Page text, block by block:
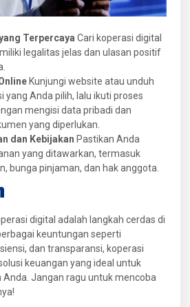
Terpercaya Cari koperasi digital
legalitas jelas dan ulasan positif
Kunjungi website atau unduh
yang Anda pilih, lalu ikuti proses
mengisi data pribadi dan
yang diperlukan.
dan Kebijakan Pastikan Anda
yang ditawarkan, termasuk
bunga pinjaman, dan hak anggota.
digital adalah langkah cerdas di
keuntungan seperti
dan transparansi, koperasi
keuangan yang ideal untuk
Jangan ragu untuk mencoba